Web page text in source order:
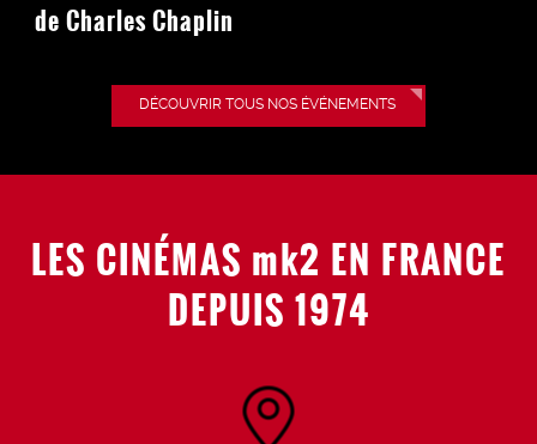
de Charles Chaplin
DÉCOUVRIR TOUS NOS ÉVÉNEMENTS
LES CINÉMAS mk2 EN FRANCE
DEPUIS 1974